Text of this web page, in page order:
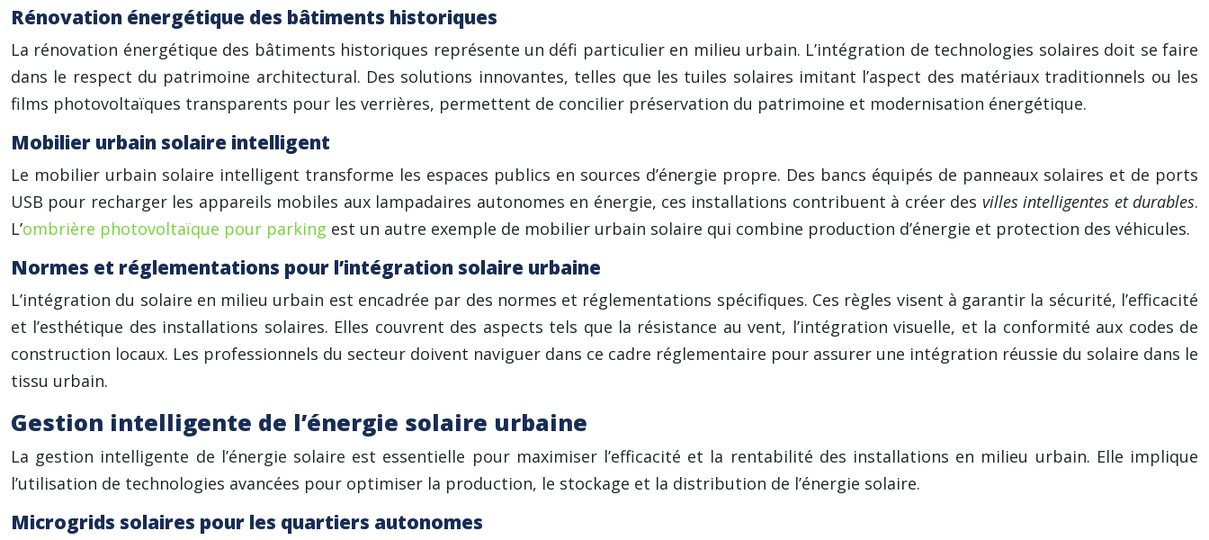
Rénovation énergétique des bâtiments historiques
La rénovation énergétique des bâtiments historiques représente un défi particulier en milieu urbain. L’intégration de technologies solaires doit se faire
dans le respect du patrimoine architectural. Des solutions innovantes, telles que les tuiles solaires imitant l’aspect des matériaux traditionnels ou les
films photovoltaïques transparents pour les verrières, permettent de concilier préservation du patrimoine et modernisation énergétique.
Mobilier urbain solaire intelligent
Le mobilier urbain solaire intelligent transforme les espaces publics en sources d’énergie propre. Des bancs équipés de panneaux solaires et de ports
USB pour recharger les appareils mobiles aux lampadaires autonomes en énergie, ces installations contribuent à créer des villes intelligentes et durables.
L’ombrière photovoltaïque pour parking est un autre exemple de mobilier urbain solaire qui combine production d’énergie et protection des véhicules.
Normes et réglementations pour l’intégration solaire urbaine
L’intégration du solaire en milieu urbain est encadrée par des normes et réglementations spécifiques. Ces règles visent à garantir la sécurité, l’efficacité
et l’esthétique des installations solaires. Elles couvrent des aspects tels que la résistance au vent, l’intégration visuelle, et la conformité aux codes de
construction locaux. Les professionnels du secteur doivent naviguer dans ce cadre réglementaire pour assurer une intégration réussie du solaire dans le
tissu urbain.
Gestion intelligente de l’énergie solaire urbaine
La gestion intelligente de l’énergie solaire est essentielle pour maximiser l’efficacité et la rentabilité des installations en milieu urbain. Elle implique
l’utilisation de technologies avancées pour optimiser la production, le stockage et la distribution de l’énergie solaire.
Microgrids solaires pour les quartiers autonomes